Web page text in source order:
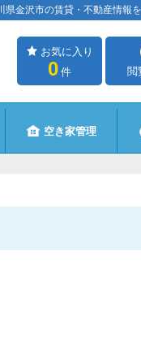
金沢市の賃貸・不動産情報を
お気に入り
0 件 閲
空き家管理